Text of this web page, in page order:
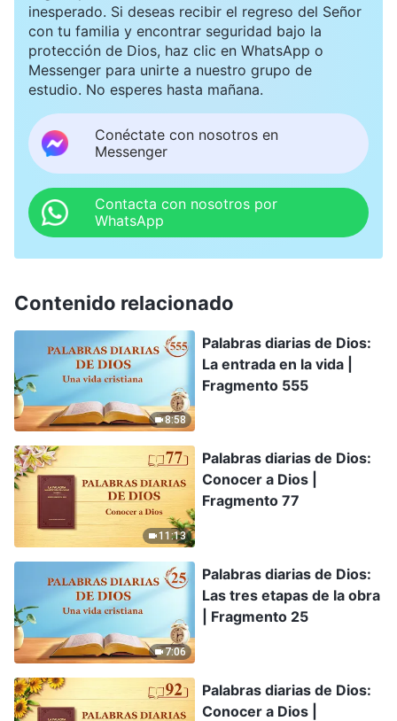
inesperado. Si deseas recibir el regreso del Señor
con tu familia y encontrar seguridad bajo la
protección de Dios, haz clic en WhatsApp o
Messenger para unirte a nuestro grupo de
estudio. No esperes hasta mañana.
Conéctate con nosotros en
Messenger
Contacta con nosotros por
WhatsApp
Contenido relacionado
8:58
Palabras diarias de Dios:
La entrada en la vida |
Fragmento 555
11:13
Palabras diarias de Dios:
Conocer a Dios |
Fragmento 77
7:06
Palabras diarias de Dios:
Las tres etapas de la obra
| Fragmento 25
Palabras diarias de Dios:
Conocer a Dios |